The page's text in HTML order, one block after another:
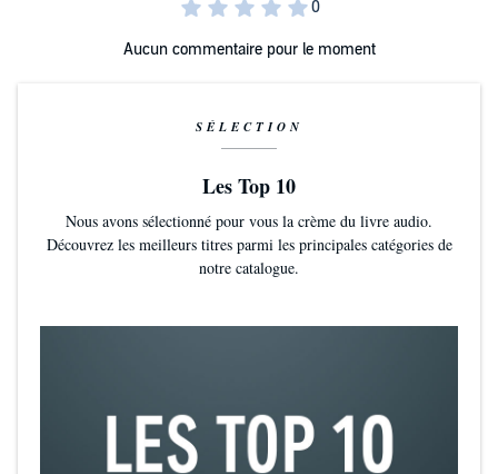
Aucun commentaire pour le moment
SÉLECTION
Les Top 10
Nous avons sélectionné pour vous la crème du livre audio.
Découvrez les meilleurs titres parmi les principales catégories de
notre catalogue.